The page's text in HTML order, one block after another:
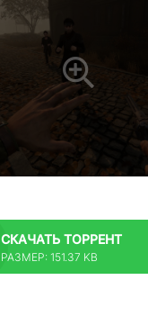
СКАЧАТЬ ТОРРЕНТ
РАЗМЕР: 151.37 KB